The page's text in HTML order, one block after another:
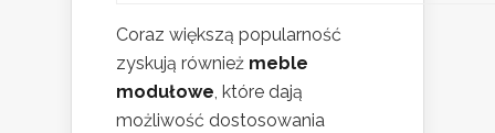
Coraz większą popularność
zyskują również meble
modułowe, które dają
możliwość dostosowania